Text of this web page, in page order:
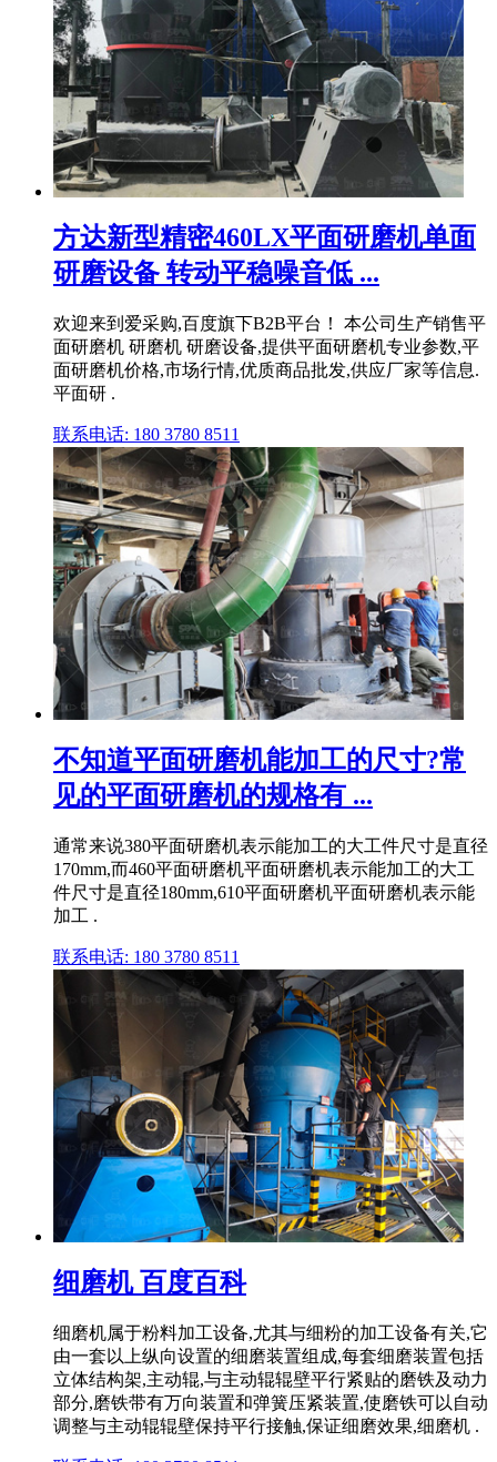
方达新型精密460LX平面研磨机单面
研磨设备 转动平稳噪音低 ...
欢迎来到爱采购,百度旗下B2B平台！ 本公司生产销售平
面研磨机 研磨机 研磨设备,提供平面研磨机专业参数,平
面研磨机价格,市场行情,优质商品批发,供应厂家等信息.
平面研 .
联系电话: 180 3780 8511
不知道平面研磨机能加工的尺寸?常
见的平面研磨机的规格有 ...
通常来说380平面研磨机表示能加工的大工件尺寸是直径
170mm,而460平面研磨机平面研磨机表示能加工的大工
件尺寸是直径180mm,610平面研磨机平面研磨机表示能
加工 .
联系电话: 180 3780 8511
细磨机 百度百科
细磨机属于粉料加工设备,尤其与细粉的加工设备有关,它
由一套以上纵向设置的细磨装置组成,每套细磨装置包括
立体结构架,主动辊,与主动辊辊壁平行紧贴的磨铁及动力
部分,磨铁带有万向装置和弹簧压紧装置,使磨铁可以自动
调整与主动辊辊壁保持平行接触,保证细磨效果,细磨机 .